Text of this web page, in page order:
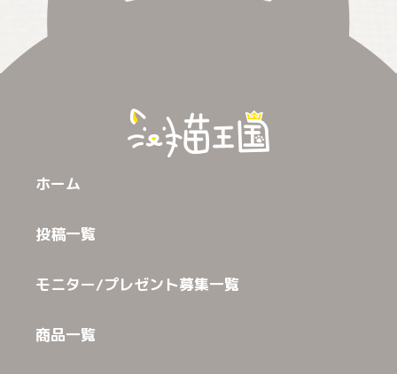
ホーム
投稿一覧
モニター/プレゼント募集一覧
商品一覧